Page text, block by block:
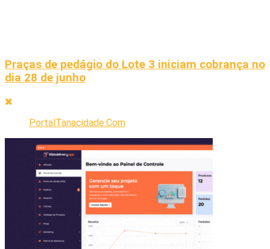
Praças de pedágio do Lote 3 iniciam cobrança no
dia 28 de junho
PortalTanacidade.Com